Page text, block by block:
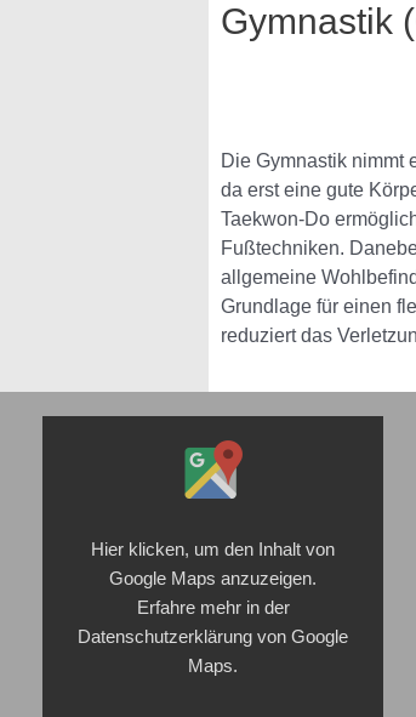
Gymnastik
Die Gymnastik nimmt
da erst eine gute
Taekwon-Do
Fußtechniken.
allgemeine
Grundlage für einen
reduziert das
anzeigenHier klicken, um den Inhalt von
Google Maps anzuzeigen.
Erfahre mehr in der
Datenschutzerklärung von Google
Maps.